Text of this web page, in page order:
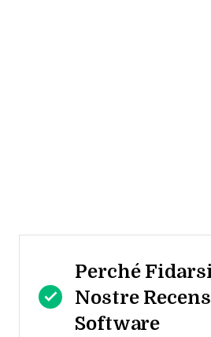
Perché
Nostre
Software